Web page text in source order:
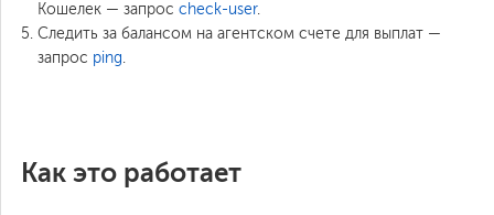
Кошелек — запрос check-user.
Следить за балансом на агентском счете для выплат —
запрос ping.
Как это работает